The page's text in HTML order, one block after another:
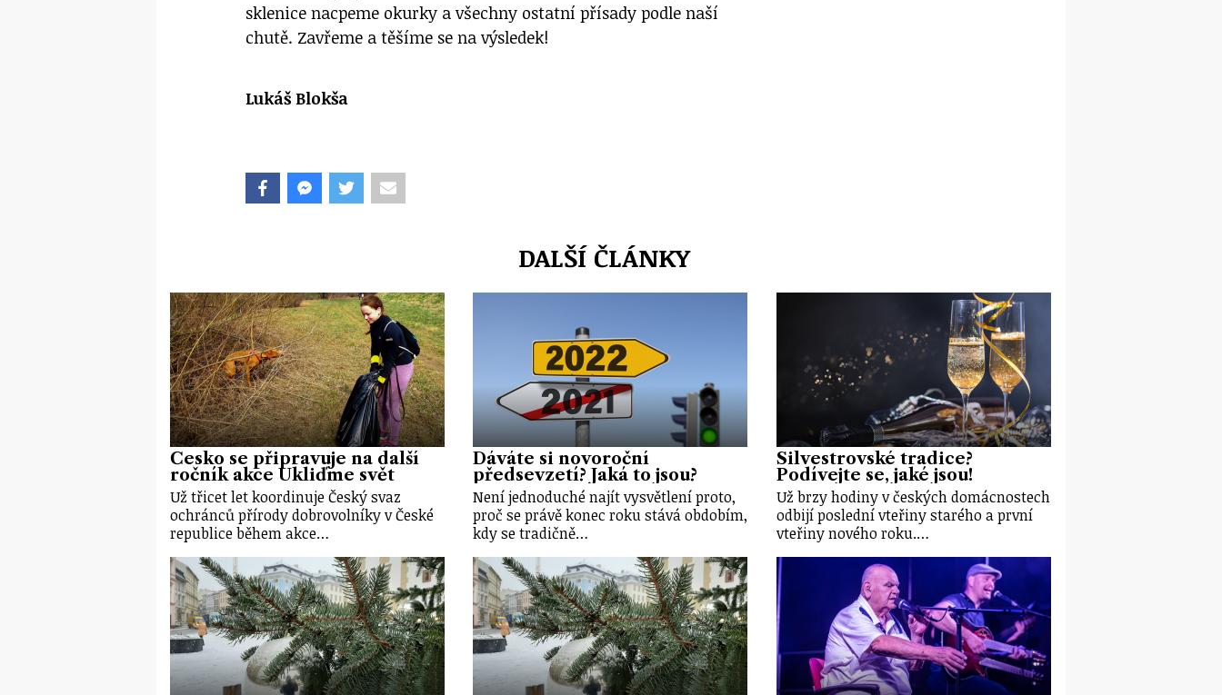
sklenice nacpeme okurky a všechny ostatní přísady podle naší
chutě. Zavřeme a těšíme se na výsledek!
Lukáš Blokša
DALŠÍ ČLÁNKY
Česko se připravuje na další
ročník akce Ukliďme svět
Už třicet let koordinuje Český svaz
ochránců přírody dobrovolníky v České
republice během akce…
Dáváte si novoroční
předsevzetí? Jaká to jsou?
Není jednoduché najít vysvětlení proto,
proč se právě konec roku stává obdobím,
kdy se tradičně…
Silvestrovské tradice?
Podívejte se, jaké jsou!
Už brzy hodiny v českých domácnostech
odbijí poslední vteřiny starého a první
vteřiny nového roku.…